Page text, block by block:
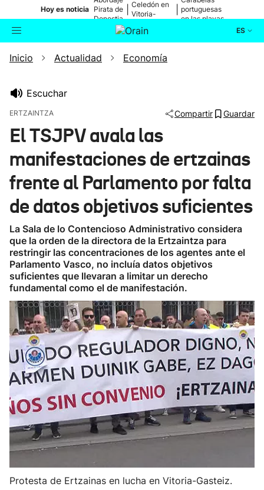
Hoy es noticia Pirata de
Donostia
Celedón en
Vitoria-
portuguesas
en las playas
ES
Buscador Actualidad
Ikusmiran
Eguraldia
Inicio Actualidad Economía
Escuchar
ERTZAINTZA Compartir Guardar
El TSJPV avala las
manifestaciones de ertzainas
frente al Parlamento por falta
de datos objetivos suficientes
La Sala de lo Contencioso Administrativo considera
que la orden de la directora de la Ertzaintza para
restringir las concentraciones de los agentes ante el
Parlamento Vasco, no incluía datos objetivos
suficientes que llevaran a limitar un derecho
fundamental como el de manifestación.
Protesta de Ertzainas en lucha en Vitoria-Gasteiz.